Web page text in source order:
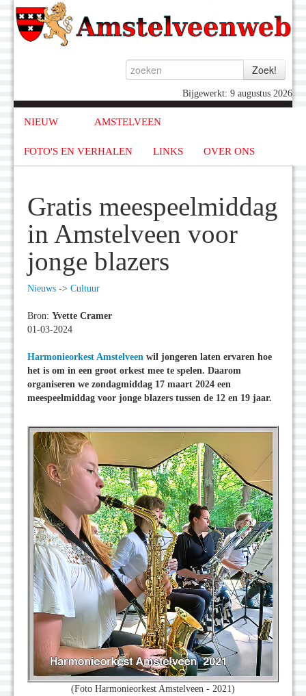
Bijgewerkt: 9 augustus 2026
NIEUW AMSTELVEEN
FOTO'S EN VERHALEN LINKS OVER ONS
Gratis meespeelmiddag
in Amstelveen voor
jonge blazers
Nieuws -> Cultuur
Bron: Yvette Cramer
01-03-2024
Harmonieorkest Amstelveen wil jongeren laten ervaren hoe
het is om in een groot orkest mee te spelen. Daarom
organiseren we zondagmiddag 17 maart 2024 een
meespeelmiddag voor jonge blazers tussen de 12 en 19 jaar.
(Foto Harmonieorkest Amstelveen - 2021)